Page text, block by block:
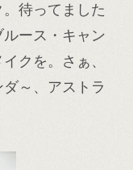
。待ってました
ース・キャン
クを。さぁ、
～、アストラ